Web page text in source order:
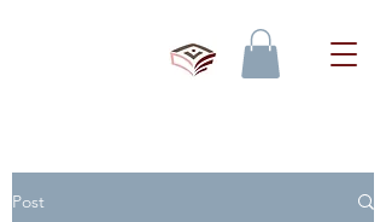
Post